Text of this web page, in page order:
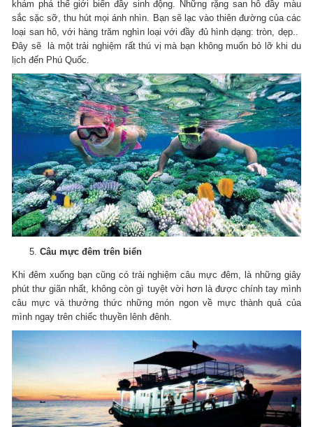
khám phá thế giới biển đầy sinh động. Những rặng san hô đầy màu
sắc sặc sỡ, thu hút mọi ánh nhìn. Bạn sẽ lạc vào thiên đường của các
loại san hô, với hàng trăm nghìn loại với đầy đủ hình dạng: tròn, dẹp..
Đây sẽ là một trải nghiệm rất thú vị mà bạn không muốn bỏ lỡ khi du
lịch đến Phú Quốc.
Câu mực đêm trên biển
Khi đêm xuống bạn cũng có trải nghiệm câu mực đêm, là những giây
phút thư giãn nhất, không còn gì tuyệt vời hơn là được chính tay mình
câu mực và thưởng thức những món ngon về mực thành quả của
mình ngay trên chiếc thuyền lênh đênh.